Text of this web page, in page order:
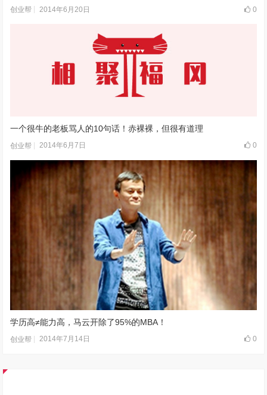
创业帮 2014年6月20日 0
一个很牛的老板骂人的10句话！赤裸裸，但很有道理
创业帮 2014年6月7日 0
学历高≠能力高，马云开除了95%的MBA！
创业帮 2014年7月14日 0